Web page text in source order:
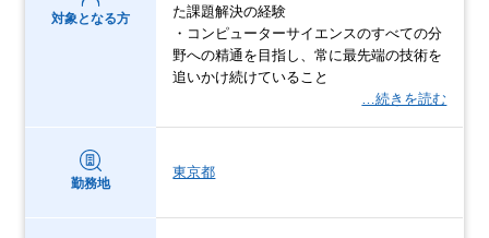
対象となる方
た課題解決の経験
・コンピューターサイエンスのすべての分
野への精通を目指し、常に最先端の技術を
追いかけ続けていること
…続きを読む
勤務地
東京都